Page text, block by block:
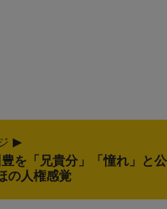
を「兄貴分」「憧れ」と公
の人権感覚